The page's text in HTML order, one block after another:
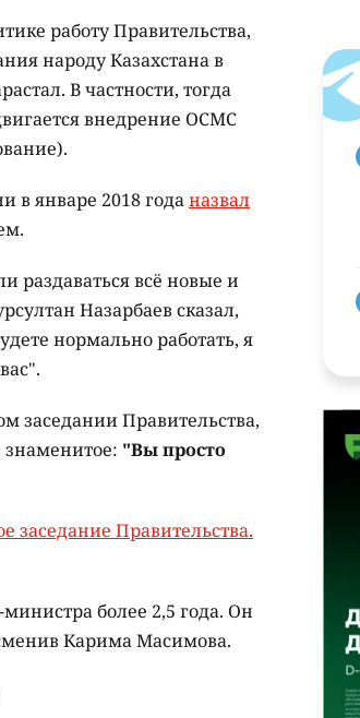
работу Правительства,
народу Казахстана в
В частности, тогда
внедрение ОСМС
в январе 2018 годаназвал
раздаваться всё новые и
Назарбаев сказал,
нормально работать, я
заседании Правительства,
знаменитое: "Вы просто
заседание Правительства.
более 2,5 года. Он
Карима Масимова.